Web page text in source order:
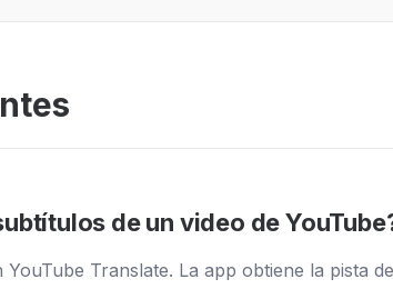
de un video de
YouTube Translate. La app obtiene la pista